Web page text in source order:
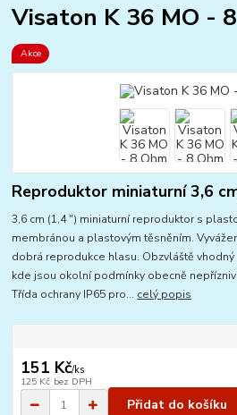
Visaton K 36 MO -
Akce
Reproduktor miniaturní 3,6
3,6 cm (1,4 ") miniaturní reproduktor s
membránou a plastovým těsněním.
dobrá reprodukce hlasu. Obzvláště
kde jsou okolní podmínky obecně
Třída ochrany IP65 pro... celý popis
151 Kč/ks
125 Kč bez DPH
Přidat do košíku